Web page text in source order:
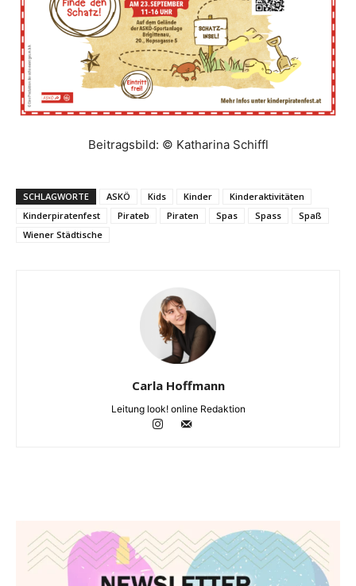
Beitragsbild: © Katharina Schiffl
SCHLAGWORTE ASKÖ Kids Kinder
Kinderaktivitäten
Kinderpiratenfest
Pirateb Piraten Spas Spass
Spaß
Wiener Städtische
Carla Hoffmann
Leitung look! online Redaktion